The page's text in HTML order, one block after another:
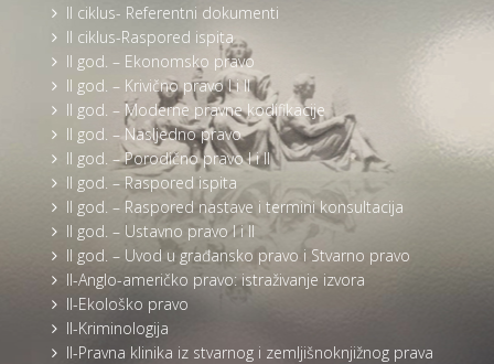
II ciklus- Referentni dokumenti
II ciklus-Raspored ispita
II god. – Ekonomsko pravo
II god. – Krivično pravo I i II
II god. – Moderne pravne kodifikacije
II god. – Nasljedno pravo
II god. – Porodično pravo I i II
II god. – Raspored ispita
II god. – Raspored nastave i termini konsultacija
II god. – Ustavno pravo I i II
II god. – Uvod u građansko pravo i Stvarno pravo
II-Anglo-američko pravo: istraživanje izvora
II-Ekološko pravo
II-Kriminologija
II-Pravna klinika iz stvarnog i zemljišnoknjižnog prava